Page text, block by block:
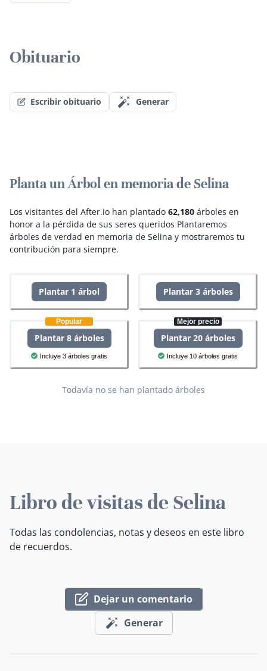
Obituario
Escribir obituario Generar
Planta un Árbol en memoria de Selina
Los visitantes del After.io han plantado 62,180 árboles en
honor a la pérdida de sus seres queridos Plantaremos
árboles de verdad en memoria de Selina y mostraremos tu
contribución para siempre.
Plantar 1 árbol Plantar 3 árboles
Popular
Plantar 8 árboles
Incluye 3 árboles gratis
Mejor precio
Plantar 20 árboles
Incluye 10 árboles gratis
Todavía no se han plantado árboles
Libro de visitas de Selina
Todas las condolencias, notas y deseos en este libro
de recuerdos.
Dejar un comentario
Generar